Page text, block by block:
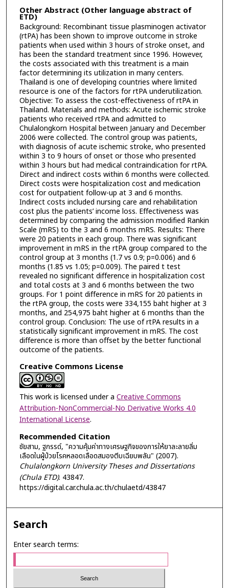
Other Abstract (Other language abstract of
ETD)
Background: Recombinant tissue plasminogen activator
(rtPA) has been shown to improve outcome in stroke
patients when used within 3 hours of stroke onset, and
has been the standard treatment since 1996. However,
the costs associated with this treatment is a main
factor determining its utilization in many centers.
Thailand is one of developing countries where limited
resource is one of the factors for rtPA underutilization.
Objective: To assess the cost-effectiveness of rtPA in
Thailand. Materials and methods: Acute ischemic stroke
patients who received rtPA and admitted to
Chulalongkorn Hospital between January and December
2006 were collected. The control group was patients,
with diagnosis of acute ischemic stroke, who presented
within 3 to 9 hours of onset or those who presented
within 3 hours but had medical contraindication for rtPA.
Direct and indirect costs within 6 months were collected.
Direct costs were hospitalization cost and medication
cost for outpatient follow-up at 3 and 6 months.
Indirect costs included nursing care and rehabilitation
cost plus the patients’ income loss. Effectiveness was
determined by comparing the admission modified Rankin
Scale (mRS) to the 3 and 6 months mRS. Results: There
were 20 patients in each group. There was significant
improvement in mRS in the rtPA group compared to the
control group at 3 months (1.7 vs 0.9; p=0.006) and 6
months (1.85 vs 1.05; p=0.009). The paired t test
revealed no significant difference in hospitalization cost
and total costs at 3 and 6 months between the two
groups. For 1 point difference in mRS for 20 patients in
the rtPA group, the costs were 334,155 baht higher at 3
months, and 254,975 baht higher at 6 months than the
control group. Conclusion: The use of rtPA results in a
statistically significant improvement in mRS. The cost
difference is more than offset by the better functional
outcome of the patients.
Creative Commons License
This work is licensed under a Creative Commons
Attribution-NonCommercial-No Derivative Works 4.0
International License.
Recommended Citation
ชัยสาม, ฐกรรด์, "ความคุ้มค่าทางเศรษฐกิจของการให้ยาละลายลิ่ม
เลือดในผู้ป่วยโรคหลอดเลือดสมองตีบเฉียบพลัน" (2007).
Chulalongkorn University Theses and Dissertations
(Chula ETD). 43847.
https://digital.car.chula.ac.th/chulaetd/43847
Search
Enter search terms: